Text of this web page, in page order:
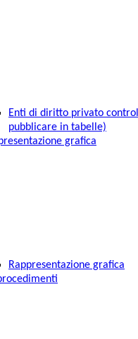
Enti di diritto privato
pubblicare in tabelle)
grafica
Rappresentazione grafica